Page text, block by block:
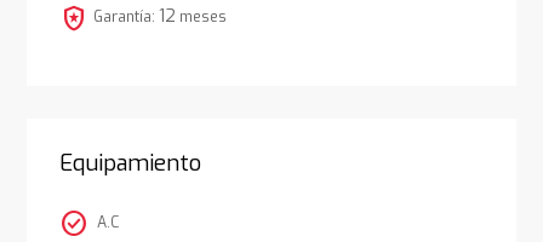
local_police Garantía: 12 meses
Equipamiento
check_circle A.C